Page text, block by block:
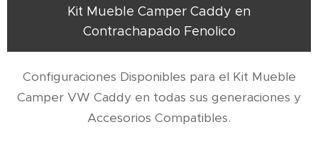
Kit Mueble Camper Caddy en
Contrachapado Fenolico
Configuraciones Disponibles para el Kit Mueble
Camper VW Caddy en todas sus generaciones y
Accesorios Compatibles.